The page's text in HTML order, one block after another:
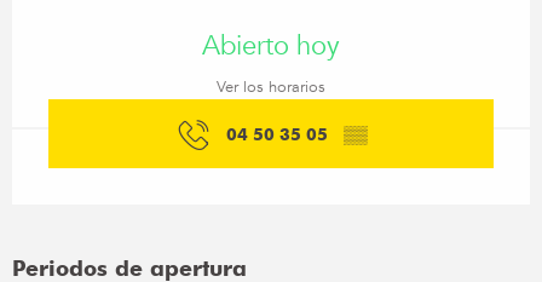
Abierto hoy
Ver los horarios
04 50 35 05 ▒▒
Periodos de apertura